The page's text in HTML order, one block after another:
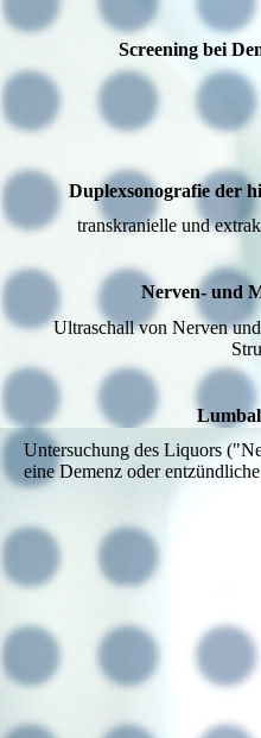
Screening bei
Duplexsonografie der
transkranielle und
Nerven- und
Ultraschall von Nerven
Untersuchung des Liquors
eine Demenz oder